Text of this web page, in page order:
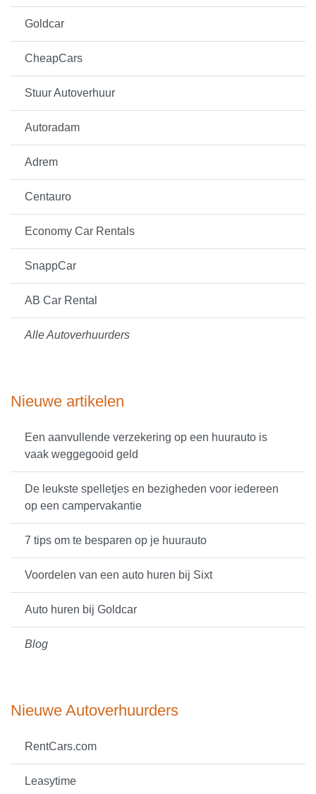
Goldcar
CheapCars
Stuur Autoverhuur
Autoradam
Adrem
Centauro
Economy Car Rentals
SnappCar
AB Car Rental
Alle Autoverhuurders
Nieuwe artikelen
Een aanvullende verzekering op een huurauto is
vaak weggegooid geld
De leukste spelletjes en bezigheden voor iedereen
op een campervakantie
7 tips om te besparen op je huurauto
Voordelen van een auto huren bij Sixt
Auto huren bij Goldcar
Blog
Nieuwe Autoverhuurders
RentCars.com
Leasytime